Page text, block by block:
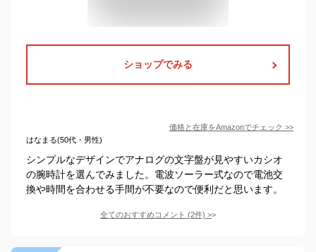
ショップでみる
価格と在庫をAmazonでチェック >>
はなまる(50代・男性)
シンプルなデザインでアナログの文字盤が見やすいカシオ
の腕時計を選んでみました。電波ソーラー式なので電池交
換や時間を合わせる手間が不要なので便利だと思います。
全てのおすすめコメント (2件) >